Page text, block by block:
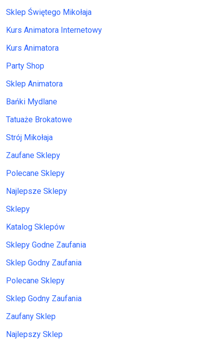
Sklep Świętego Mikołaja
Kurs Animatora Internetowy
Kurs Animatora
Party Shop
Sklep Animatora
Bańki Mydlane
Tatuaże Brokatowe
Strój Mikołaja
Zaufane Sklepy
Polecane Sklepy
Najlepsze Sklepy
Sklepy
Katalog Sklepów
Sklepy Godne Zaufania
Sklep Godny Zaufania
Polecane Sklepy
Sklep Godny Zaufania
Zaufany Sklep
Najlepszy Sklep